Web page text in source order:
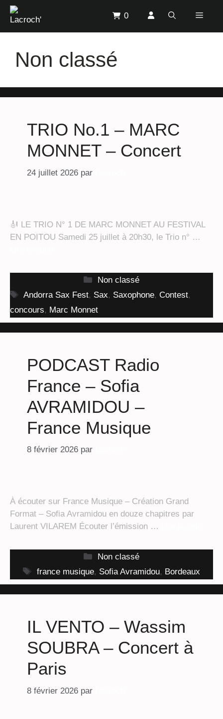
Aller
contenu
0 Menu
Non classé
TRIO No.1 – MARC
MONNET – Concert
24 juillet 2026 par
🎻 LE TRIO N° 1 DE MARC MONNET AU FESTIVAL
EN POITOU Samedi 25 juillet à 20h30, le Trio n° …
Catégories
Non classé
Étiquettes
Andorra Sax Fest, Sax, Saxophone,Contest,
concours, Marc Monnet
PODCAST Radio
France – Sofia
AVRAMIDOU –
France Musique
8 février 2026 par
À écouter sur France Musique – Création Grand
Format – Sofia Avramidou en douze chapitres par
Laurent VILAREM Écouter l’émission …
Catégories
Non classé
Étiquettes
france musique, Sofia Avramidou, Bordeaux
IL VENTO – Wassim
SOUBRA – Concert à
Paris
8 février 2026 par